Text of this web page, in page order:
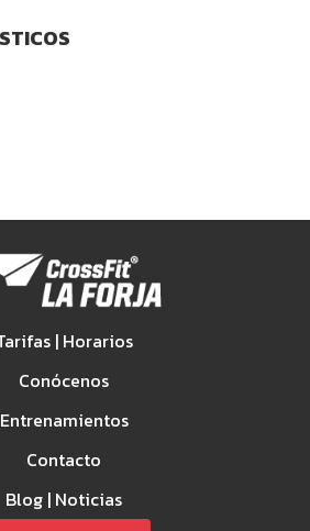
| Horarios
Conócenos
Entrenamientos
Contacto
Blog | Noticias